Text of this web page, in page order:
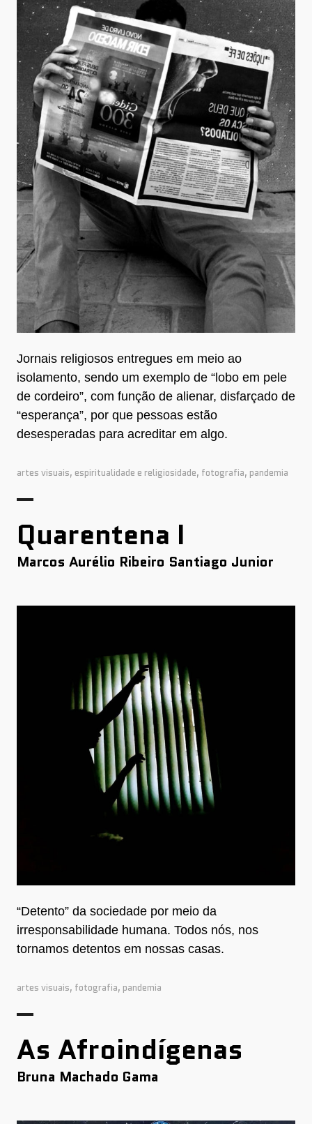
Jornais religiosos entregues em meio ao
isolamento, sendo um exemplo de “lobo em pele
de cordeiro”, com função de alienar, disfarçado de
“esperança”, por que pessoas estão
desesperadas para acreditar em algo.
artes visuais, espiritualidade e religiosidade, fotografia, pandemia
Quarentena I
Marcos Aurélio Ribeiro Santiago Junior
“Detento” da sociedade por meio da
irresponsabilidade humana. Todos nós, nos
tornamos detentos em nossas casas.
artes visuais, fotografia, pandemia
As Afroindígenas
Bruna Machado Gama